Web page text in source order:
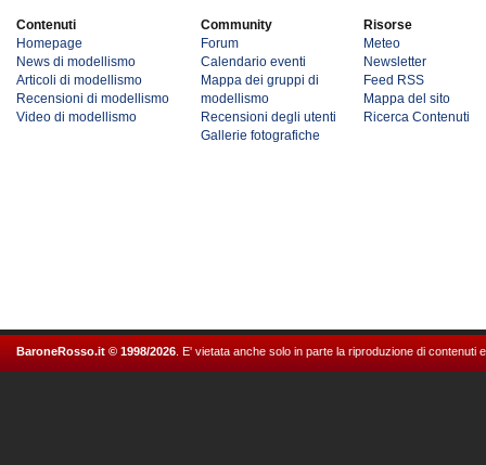
Contenuti
Homepage
News di modellismo
Articoli di modellismo
Recensioni di modellismo
Video di modellismo
Community
Forum
Calendario eventi
Mappa dei gruppi di
modellismo
Recensioni degli utenti
Gallerie fotografiche
Risorse
Meteo
Newsletter
Feed RSS
Mappa del sito
Ricerca Contenuti
BaroneRosso.it © 1998/2026 . E' vietata anche solo in parte la riproduzione di contenuti